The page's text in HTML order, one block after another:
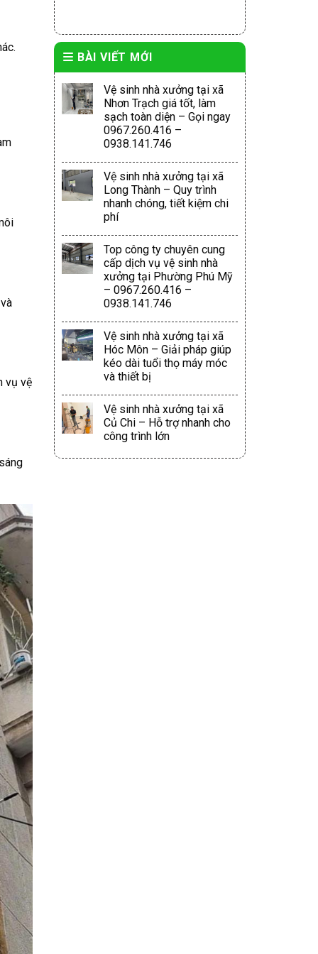
vụ vệ
BÀI VIẾT MỚI
Vệ sinh nhà xưởng tại xã
Nhơn Trạch giá tốt, làm
sạch toàn diện – Gọi ngay
0967.260.416 –
0938.141.746
Vệ sinh nhà xưởng tại xã
Long Thành – Quy trình
nhanh chóng, tiết kiệm chi
phí
Top công ty chuyên cung
cấp dịch vụ vệ sinh nhà
xưởng tại Phường Phú Mỹ
– 0967.260.416 –
0938.141.746
Vệ sinh nhà xưởng tại xã
Hóc Môn – Giải pháp giúp
kéo dài tuổi thọ máy móc
và thiết bị
Vệ sinh nhà xưởng tại xã
Củ Chi – Hỗ trợ nhanh cho
công trình lớn